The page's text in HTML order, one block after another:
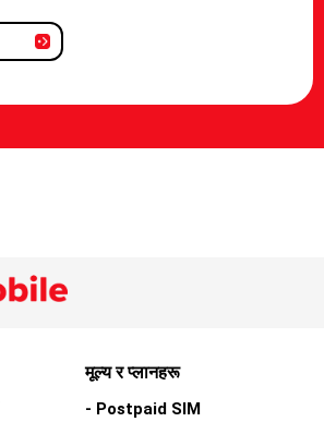
मूल्य र प्लानहरू
- Postpaid SIM